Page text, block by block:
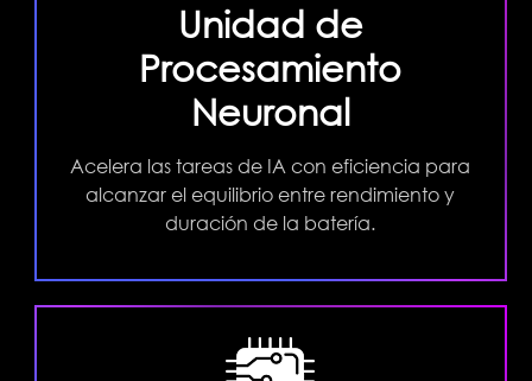
Unidad de
Procesamiento
Neuronal
Acelera las tareas de IA con eficiencia para
alcanzar el equilibrio entre rendimiento y
duración de la batería.